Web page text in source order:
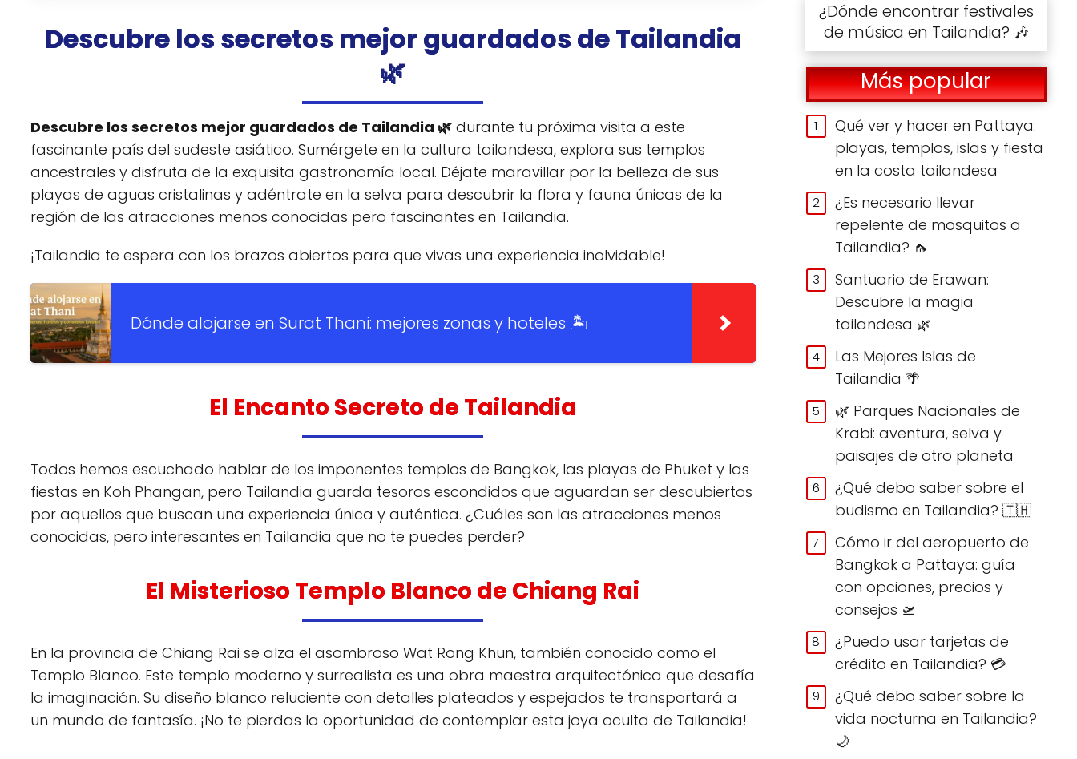
Descubre los secretos mejor guardados de Tailandia
🌿
Descubre los secretos mejor guardados de Tailandia 🌿 durante tu próxima visita a este
fascinante país del sudeste asiático. Sumérgete en la cultura tailandesa, explora sus templos
ancestrales y disfruta de la exquisita gastronomía local. Déjate maravillar por la belleza de sus
playas de aguas cristalinas y adéntrate en la selva para descubrir la flora y fauna únicas de la
región de las atracciones menos conocidas pero fascinantes en Tailandia.
¡Tailandia te espera con los brazos abiertos para que vivas una experiencia inolvidable!
Dónde alojarse en Surat Thani: mejores zonas y hoteles 🏝️
El Encanto Secreto de Tailandia
Todos hemos escuchado hablar de los imponentes templos de Bangkok, las playas de Phuket y las
fiestas en Koh Phangan, pero Tailandia guarda tesoros escondidos que aguardan ser descubiertos
por aquellos que buscan una experiencia única y auténtica. ¿Cuáles son las atracciones menos
conocidas, pero interesantes en Tailandia que no te puedes perder?
El Misterioso Templo Blanco de Chiang Rai
En la provincia de Chiang Rai se alza el asombroso Wat Rong Khun, también conocido como el
Templo Blanco. Este templo moderno y surrealista es una obra maestra arquitectónica que desafía
la imaginación. Su diseño blanco reluciente con detalles plateados y espejados te transportará a
un mundo de fantasía. ¡No te pierdas la oportunidad de contemplar esta joya oculta de Tailandia!
¿Dónde encontrar festivales
de música en Tailandia? 🎶
Más popular
Qué ver y hacer en Pattaya:
playas, templos, islas y fiesta
en la costa tailandesa
¿Es necesario llevar
repelente de mosquitos a
Tailandia? 🦟
Santuario de Erawan:
Descubre la magia
tailandesa 🌿
Las Mejores Islas de
Tailandia 🌴
🌿 Parques Nacionales de
Krabi: aventura, selva y
paisajes de otro planeta
¿Qué debo saber sobre el
budismo en Tailandia? 🇹🇭
Cómo ir del aeropuerto de
Bangkok a Pattaya: guía
con opciones, precios y
consejos 🛫
¿Puedo usar tarjetas de
crédito en Tailandia? 💳
¿Qué debo saber sobre la
vida nocturna en Tailandia?
🌙